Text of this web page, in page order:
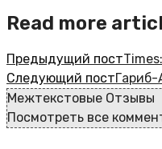
Read more
Предыдущий пост
Следующий постГариб-
Межтекстовые Отзывы
Посмотреть все